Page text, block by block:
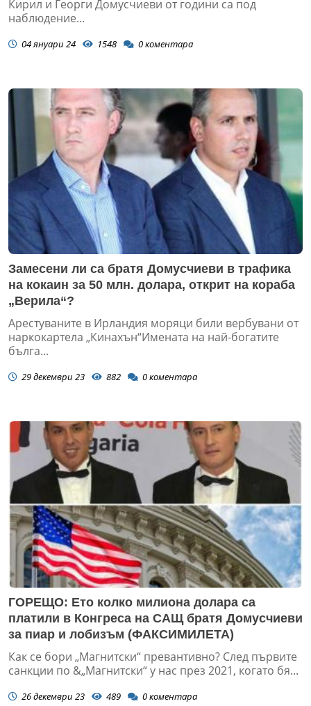
Кирил и Георги Домусчиеви от години са под
наблюдение...
04 януари 24 1548 0коментара
Замесени ли са братя Домусчиеви в трафика
на кокаин за 50 млн. долара, открит на кораба
„Верила“?
Арестуваните в Ирландия моряци били вербувани от
наркокартела „Кинахън“Имената на най-богатите
бълга...
29 декември 23 882 0коментара
ГОРЕЩО: Ето колко милиона долара са
платили в Конгреса на САЩ братя Домусчиеви
за пиар и лобизъм (ФАКСИМИЛЕТА)
Как се бори „Магнитски“ превантивно? След първите
санкции по &„Магнитски“ у нас през 2021, когато бя...
26 декември 23 489 0коментара